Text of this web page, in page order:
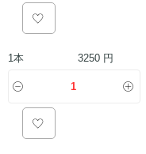
1本 3250 円